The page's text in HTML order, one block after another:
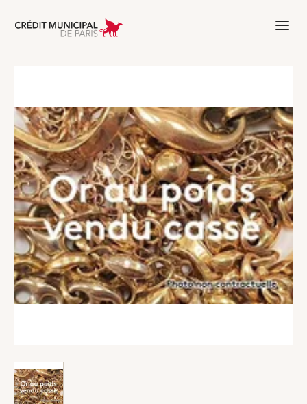
Aller à l'accueil de Crédit Municipal